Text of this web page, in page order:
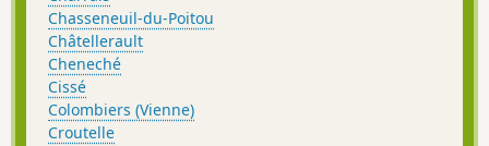
Chasseneuil-du-Poitou
Châtellerault
Cheneché
Cissé
Colombiers (Vienne)
Croutelle